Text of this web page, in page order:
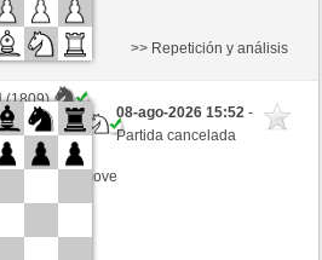
(1809)
(1438)
0 seconds/move
>> Repetición y análisis
08-ago-2026 15:52-
Partida cancelada